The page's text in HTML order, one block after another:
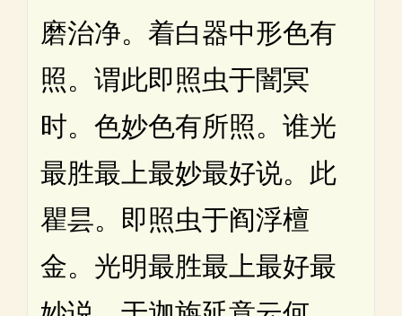
磨治净。着白器中形色有
照。谓此即照虫于闇冥
时。色妙色有所照。谁光
最胜最上最妙最好说。此
瞿昙。即照虫于阎浮檀
金。光明最胜最上最好最